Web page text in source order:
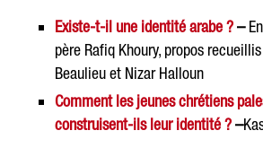
Existe-t-il une identité arabe ?–
père Rafiq Khoury, propos
Beaulieu et Nizar Halloun
Comment les jeunes chrétiens
construisent-ils leur identité ?–